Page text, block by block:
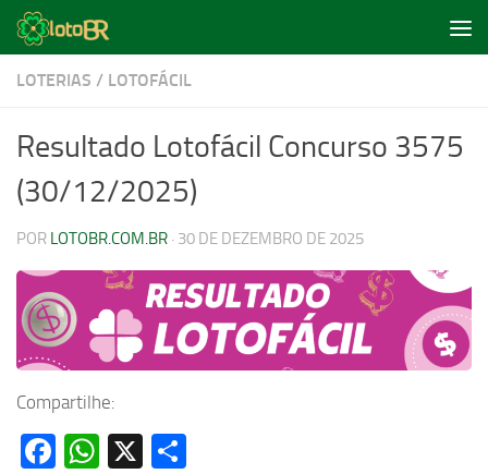
Skip to content
LOTERIAS / LOTOFÁCIL
Resultado Lotofácil Concurso 3575
(30/12/2025)
POR LOTOBR.COM.BR · 30 DE DEZEMBRO DE 2025
Compartilhe:
Facebook
WhatsApp
X